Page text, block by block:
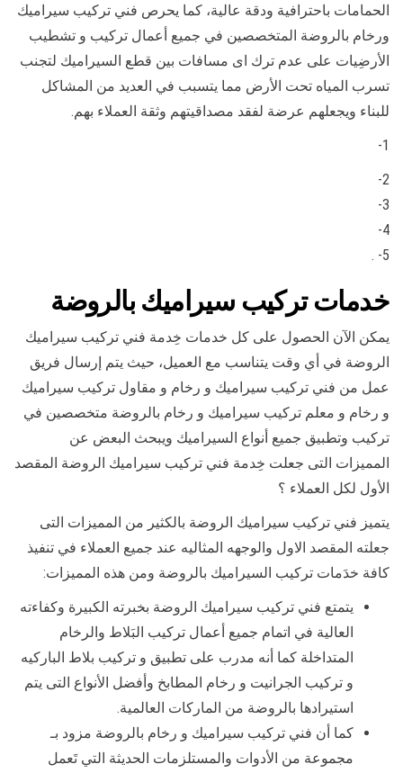
الحمامات باحترافية ودقة عالية، كما يحرص فني تركيب سيراميك
ورخام بالروضة المتخصصين في جميع أعمال تركيب و تشطيب
الأرضِيات على عدم ترك اى مسافات بين قطع السيراميك لتجنب
تسرب المياه تحت الأرض مما يتسبب في العديد من المشاكل
للبناء ويجعلهم عرضة لفقد مصداقيتهم وثقة العملاء بهم.
1-
2-
3-
4-
5- .
خدمات تركيب سيراميك بالروضة
يمكن الآن الحصول على كل خدمات خِدمة فني تركيب سيراميك
الروضة في أي وقت يتناسب مع العميل، حيث يتم إرسال فريق
عمل من فني تركيب سيراميك و رخام و مقاول تركيب سيراميك
و رخام و معلم تركيب سيراميك و رخام بالروضة متخصصين في
تركيب وتطبيق جميع أنواع السيراميك ويبحث البعض عن
المميزات التى جعلت خِدمة فني تركيب سيراميك الروضة المقصد
الأول لكل العملاء ؟
يتميز فني تركيب سيراميك الروضة بالكثير من المميزات التى
جعلته المقصد الاول والوجهه المثاليه عند جميع العملاء في تنفيذ
كافة خدَمات تركيب السيراميك بالروضة ومن هذه المميزات:
يتمتع فني تركيب سيراميك الروضة بخبرته الكبيرة وكفاءته
العالية في اتمام جميع أعمال تركيب البَلاط والرخام
المتداخلة كما أنه مدرب على تطبيق و تركيب بلاط الباركيه
و تركيب الجرانيت و رخام المطابخ وأفضل الأنواع التى يتم
استيرادها بالروضة من الماركات العالمية.
كما أن فني تركيب سيراميك و رخام بالروضة مزود بـ
مجموعة من الأدوات والمستلزمات الحديثة التي تَعمل